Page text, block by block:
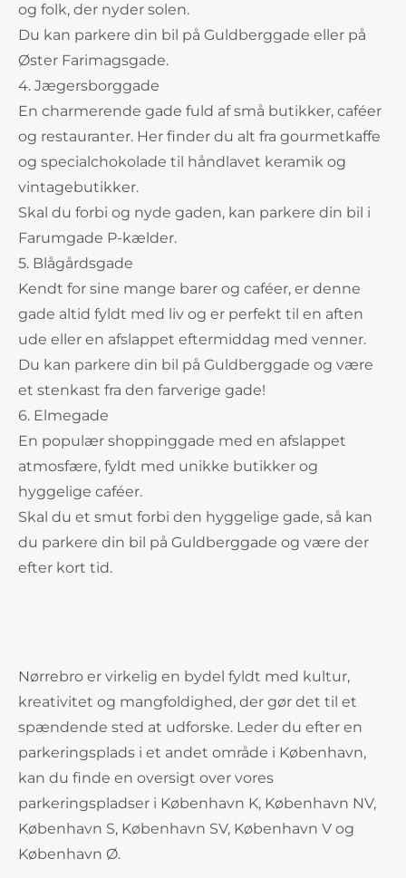
og folk, der nyder solen.
Du kan parkere din bil på Guldberggade eller på
Øster Farimagsgade.
4. Jægersborggade
En charmerende gade fuld af små butikker, caféer
og restauranter. Her finder du alt fra gourmetkaffe
og specialchokolade til håndlavet keramik og
vintagebutikker.
Skal du forbi og nyde gaden, kan parkere din bil i
Farumgade P-kælder.
5. Blågårdsgade
Kendt for sine mange barer og caféer, er denne
gade altid fyldt med liv og er perfekt til en aften
ude eller en afslappet eftermiddag med venner.
Du kan parkere din bil på Guldberggade og være
et stenkast fra den farverige gade!
6. Elmegade
En populær shoppinggade med en afslappet
atmosfære, fyldt med unikke butikker og
hyggelige caféer.
Skal du et smut forbi den hyggelige gade, så kan
du parkere din bil på Guldberggade og være der
efter kort tid.
Nørrebro er virkelig en bydel fyldt med kultur,
kreativitet og mangfoldighed, der gør det til et
spændende sted at udforske. Leder du efter en
parkeringsplads i et andet område i København,
kan du finde en oversigt over vores
parkeringspladser i København K, København NV,
København S, København SV, København V og
København Ø.